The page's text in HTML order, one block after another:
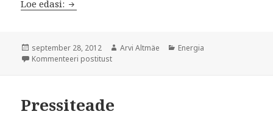
Loe edasi: Päikeseenergia salvestamise taibukad
Postitatud
september 28, 2012 Autor
Arvi Altmäe Rubriigid
Energia
Kommenteeri postitustPäikeseenergia salvestamise taibukad
Pressiteade